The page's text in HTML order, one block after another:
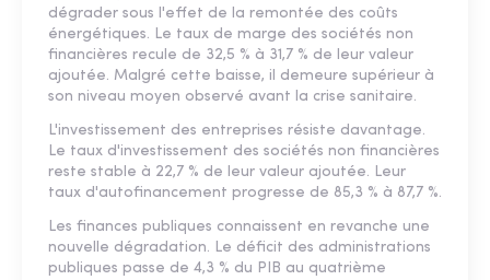
dégrader sous l'effet de la remontée des coûts
énergétiques. Le taux de marge des sociétés non
financières recule de 32,5 % à 31,7 % de leur valeur
ajoutée. Malgré cette baisse, il demeure supérieur à
son niveau moyen observé avant la crise sanitaire.
L'investissement des entreprises résiste davantage.
Le taux d'investissement des sociétés non financières
reste stable à 22,7 % de leur valeur ajoutée. Leur
taux d'autofinancement progresse de 85,3 % à 87,7 %.
Les finances publiques connaissent en revanche une
nouvelle dégradation. Le déficit des administrations
publiques passe de 4,3 % du PIB au quatrième